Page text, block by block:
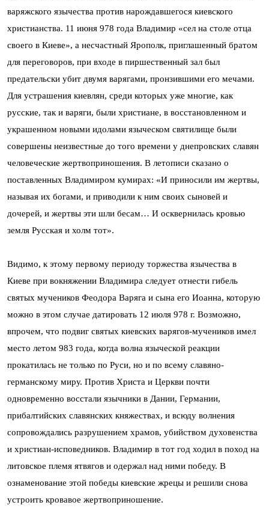
варяжского язычества против нарождавшегося киевского
христианства. 11 июня 978 года Владимир «сел на столе отца
своего в Киеве», а несчастный Ярополк, приглашенный братом
для переговоров, при входе в пиршественный зал был
предательски убит двумя варягами, пронзившими его мечами.
Для устрашения киевлян, среди которых уже многие, как
русские, так и варяги, были христиане, в восстановленном и
украшенном новыми идолами языческом святилище были
совершены неизвестные до того времени у днепровских славян
человеческие жертвоприношения. В летописи сказано о
поставленных Владимиром кумирах: «И приносили им жертвы,
называя их богами, и приводили к ним своих сыновей и
дочерей, и жертвы эти шли бесам… И осквернилась кровью
земля Русская и холм тот».
Видимо, к этому первому периоду торжества язычества в
Киеве при вокняжении Владимира следует отнести гибель
святых мучеников Феодора Варяга и сына его Иоанна, которую
можно в этом случае датировать 12 июля 978 г. Возможно,
впрочем, что подвиг святых киевских варягов-мучеников имел
место летом 983 года, когда волна языческой реакции
прокатилась не только по Руси, но и по всему славяно-
германскому миру. Против Христа и Церкви почти
одновременно восстали язычники в Дании, Германии,
прибалтийских славянских княжествах, и всюду волнения
сопровождались разрушением храмов, убийством духовенства
и христиан-исповедников. Владимир в тот год ходил в поход на
литовское племя ятвягов и одержал над ними победу. В
ознаменование этой победы киевские жрецы и решили снова
устроить кровавое жертвоприношение.